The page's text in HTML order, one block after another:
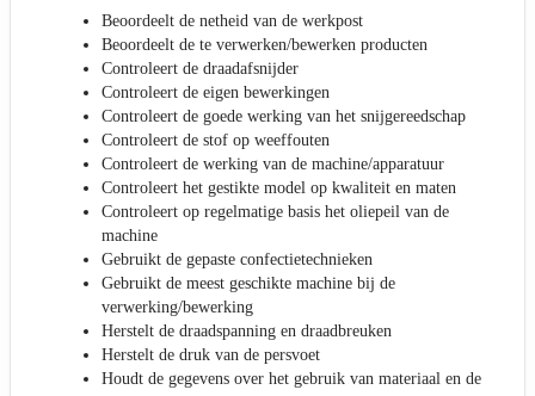
Beoordeelt de netheid van de werkpost
Beoordeelt de te verwerken/bewerken producten
Controleert de draadafsnijder
Controleert de eigen bewerkingen
Controleert de goede werking van het snijgereedschap
Controleert de stof op weeffouten
Controleert de werking van de machine/apparatuur
Controleert het gestikte model op kwaliteit en maten
Controleert op regelmatige basis het oliepeil van de
machine
Gebruikt de gepaste confectietechnieken
Gebruikt de meest geschikte machine bij de
verwerking/bewerking
Herstelt de draadspanning en draadbreuken
Herstelt de druk van de persvoet
Houdt de gegevens over het gebruik van materiaal en de